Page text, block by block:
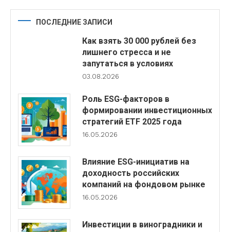
ПОСЛЕДНИЕ ЗАПИСИ
Как взять 30 000 рублей без
лишнего стресса и не
запутаться в условиях
03.08.2026
Роль ESG-факторов в
формировании инвестиционных
стратегий ETF 2025 года
16.05.2026
Влияние ESG-инициатив на
доходность российских
компаний на фондовом рынке
16.05.2026
Инвестиции в виноградники и